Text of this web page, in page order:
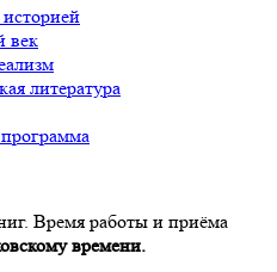
век
литература
Время работы и приёма
времени.